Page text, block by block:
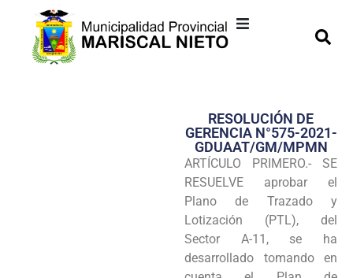
Transparencia
Seguridad
Programas
Intranet
RESOLUCIÓN DE
GERENCIA N°575-2021-
GDUAAT/GM/MPMN
ARTÍCULO PRIMERO.- SE
RESUELVE aprobar el
Plano de Trazado y
Lotización (PTL), del
Sector A-11, se ha
desarrollado tomando en